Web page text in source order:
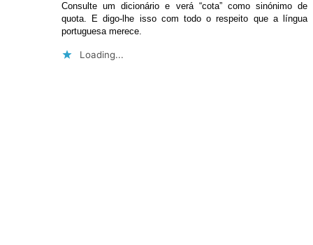
Consulte um dicionário e verá “cota” como sinónimo de
quota. E digo-lhe isso com todo o respeito que a língua
portuguesa merece.
Loading...